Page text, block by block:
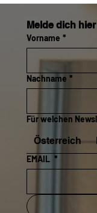
Melde dich hier
Vorname *
Nachname *
Für welchen
Österreich
EMAIL *